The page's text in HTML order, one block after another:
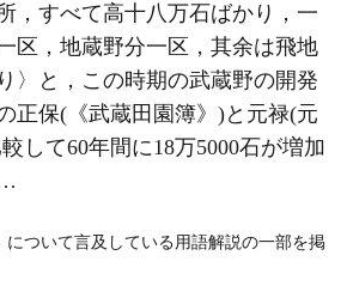
，すべて高十八万石ばかり，一
区，地蔵野分一区，其余は飛地
〉と，この時期の武蔵野の開発
正保(《武蔵田園簿》)と元禄(元
して60年間に18万5000石が増加
ついて言及している用語解説の一部を掲